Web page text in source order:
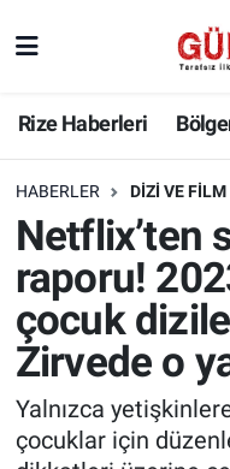
Rize Haberleri
HABERLER DIZI VE FILM
Netflix’ten
raporu!
çocuk
Zirvede o
Yalnızca
çocuklar için